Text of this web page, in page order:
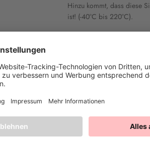
Hinzu kommt, dass diese
ist! (-40°C bis 220°C).
Heike T.